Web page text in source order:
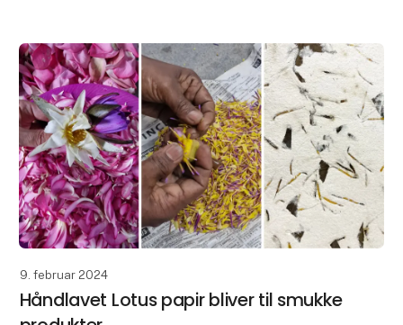
9. februar 2024
Håndlavet Lotus papir bliver til smukke